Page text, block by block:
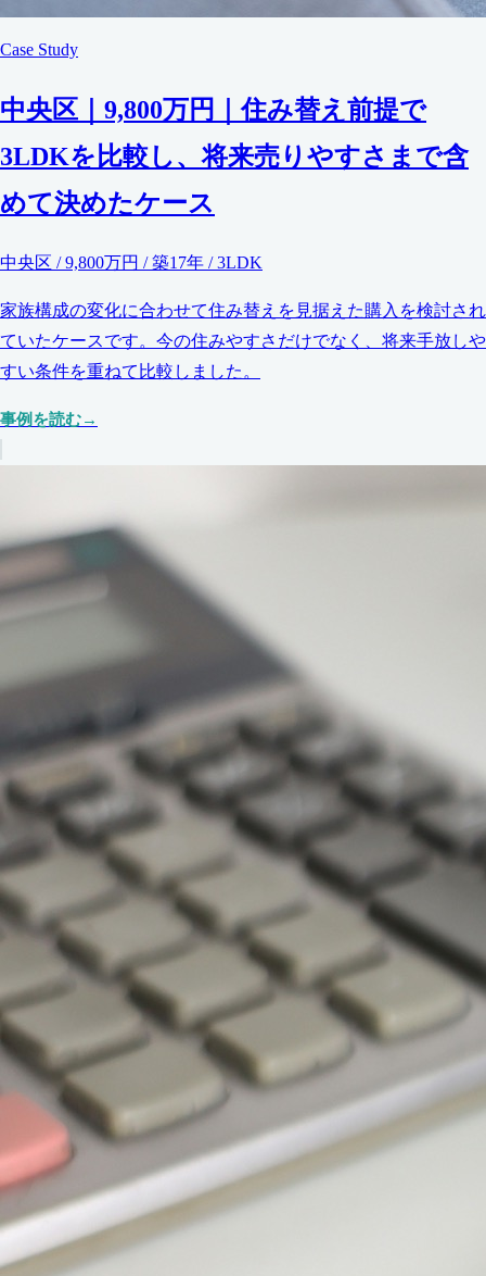
Case Study
中央区｜9,800万円｜住み替え前提で
3LDKを比較し、将来売りやすさまで含
めて決めたケース
中央区 / 9,800万円 / 築17年 / 3LDK
家族構成の変化に合わせて住み替えを見据えた購入を検討され
ていたケースです。今の住みやすさだけでなく、将来手放しや
すい条件を重ねて比較しました。
事例を読む